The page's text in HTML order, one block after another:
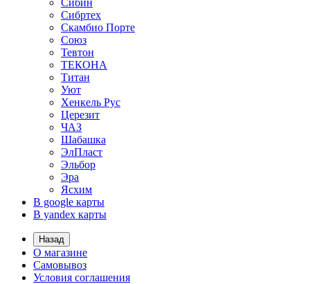
Сибин
Сибртех
Скамбио Порте
Союз
Тевтон
ТЕКОНА
Титан
Уют
Хенкель Рус
Церезит
ЧАЗ
Шабашка
ЭлПласт
Эльбор
Эра
Ясхим
В google карты
В yandex карты
Назад
О магазине
Самовывоз
Условия соглашения